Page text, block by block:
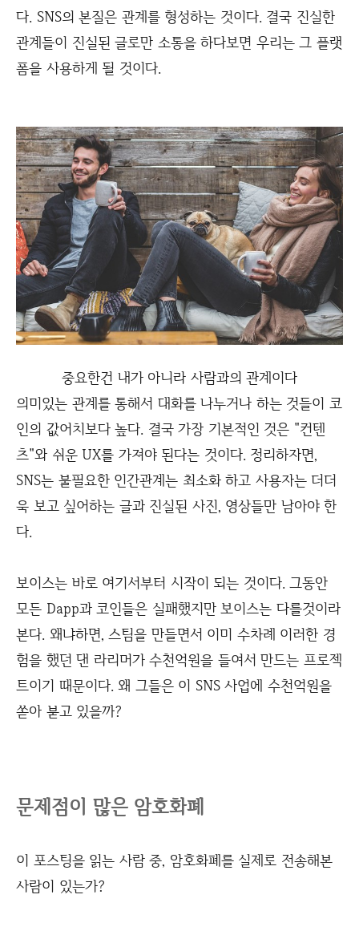
다. SNS의 본질은 관계를 형성하는 것이다. 결국 진실한
관계들이 진실된 글로만 소통을 하다보면 우리는 그 플랫
폼을 사용하게 될 것이다.
중요한건 내가 아니라 사람과의 관계이다
의미있는 관계를 통해서 대화를 나누거나 하는 것들이 코
인의 값어치보다 높다. 결국 가장 기본적인 것은 "컨텐
츠"와 쉬운 UX를 가져야 된다는 것이다. 정리하자면,
SNS는 불필요한 인간관계는 최소화 하고 사용자는 더더
욱 보고 싶어하는 글과 진실된 사진, 영상들만 남아야 한
다.
보이스는 바로 여기서부터 시작이 되는 것이다. 그동안
모든 Dapp과 코인들은 실패했지만 보이스는 다를것이라
본다. 왜냐하면, 스팀을 만들면서 이미 수차례 이러한 경
험을 했던 댄 라리머가 수천억원을 들여서 만드는 프로젝
트이기 때문이다. 왜 그들은 이 SNS 사업에 수천억원을
쏟아 붇고 있을까?
문제점이 많은 암호화폐
이 포스팅을 읽는 사람 중, 암호화폐를 실제로 전송해본
사람이 있는가?